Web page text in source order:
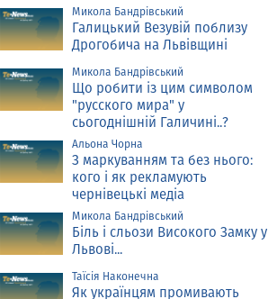
Микола Бандрівський
Галицький Везувій поблизу
Дрогобича на Львівщині
Микола Бандрівський
Що робити із цим символом
"русского мира" у
сьогоднішній Галичині..?
Альона Чорна
З маркуванням та без нього:
кого і як рекламують
чернівецькі медіа
Микола Бандрівський
Біль і сльози Високого Замку у
Львові...
Таїсія Наконечна
Як українцям промивають